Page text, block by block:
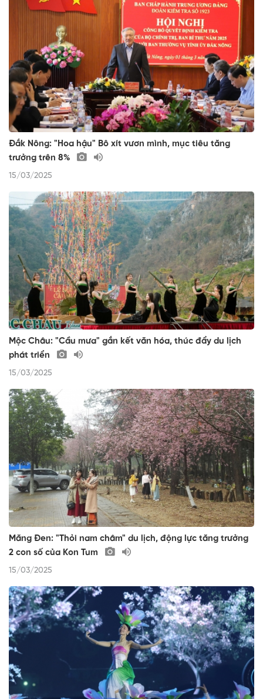
Đắk Nông: "Hoa hậu" Bô xít vươn mình, mục tiêu tăng
trưởng trên 8%
15/03/2025
Mộc Châu: "Cầu mưa" gắn kết văn hóa, thúc đẩy du lịch
phát triển
15/03/2025
Măng Đen: "Thỏi nam châm" du lịch, động lực tăng trưởng
2 con số của Kon Tum
15/03/2025